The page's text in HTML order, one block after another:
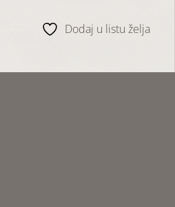
Dodaj u listu želja